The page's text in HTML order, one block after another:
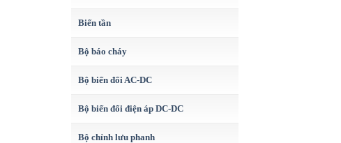
Biến tần
Bộ báo cháy
Bộ biến đổi AC-DC
Bộ biến đổi điện áp DC-DC
Bộ chỉnh lưu phanh